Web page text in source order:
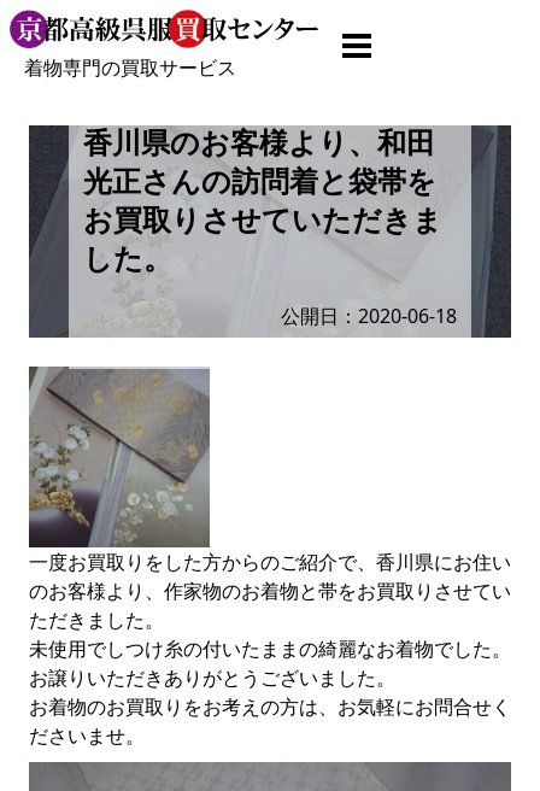
着物専門の買取サービス
香川県のお客様より、和田
光正さんの訪問着と袋帯を
お買取りさせていただきま
した。
公開日：2020-06-18
一度お買取りをした方からのご紹介で、香川県にお住い
のお客様より、作家物のお着物と帯をお買取りさせてい
ただきました。
未使用でしつけ糸の付いたままの綺麗なお着物でした。
お譲りいただきありがとうございました。
お着物のお買取りをお考えの方は、お気軽にお問合せく
ださいませ。